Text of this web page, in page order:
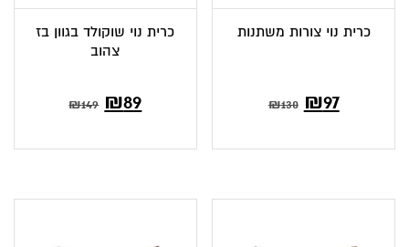
כרית נוי צורות משתנות
₪130 המחיר
₪130.
₪97המחיר
₪97.
כרית נוי שוקולד בגוון בז
צהוב
₪149 המחיר
₪149.
₪89המחיר
₪89.